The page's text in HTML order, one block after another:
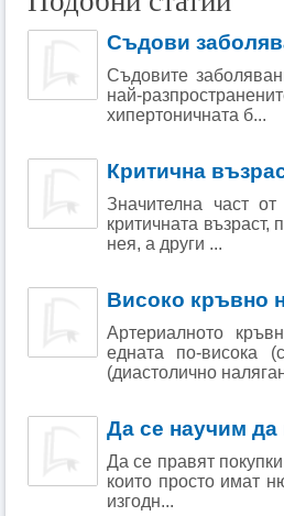
Съдови
Съдовите
най-
хипертоничната б...
Критична
Значителна част
критичната възраст,
нея, а други ...
Високо кръвно
Артериалното
едната по-висока
(диастолично
Да се научим да
Да се правят
които просто имат
изгодн...